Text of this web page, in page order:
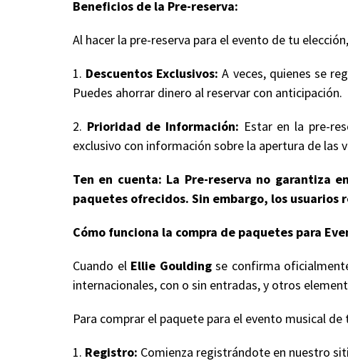
Beneficios de la Pre-reserva:
Al hacer la pre-reserva para el evento de tu
1. Descuentos Exclusivos: A veces, quienes se
Puedes ahorrar dinero al reservar con anticipación.
2. Prioridad de Información: Estar en la pre-
exclusivo con información sobre la apertura de las
Ten en cuenta: La Pre-reserva no garantiza
paquetes ofrecidos. Sin embargo, los
Cómo funciona la compra de paquetes para
Cuando el Ellie Gouldingse confirma
internacionales, con o sin entradas, y otros
Para comprar el paquete para el evento musical
1. Registro: Comienza registrándote en nuestro